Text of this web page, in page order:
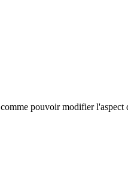
pouvoir modifier l'aspect